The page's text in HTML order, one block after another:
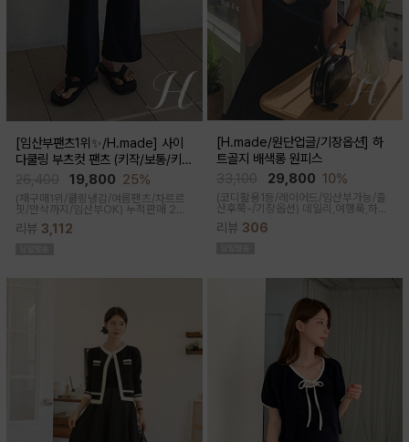
[임산부팬츠1위✨/H.made] 사이
다쿨링 부츠컷 팬츠 (키작/보통/키
19,800 25%
(재구매1위/쿨링냉감/여름팬츠/차르르
핏/만삭까지/임산부OK) 누적판매 2만
성이 뛰어나 쾌적한 착용감으로 여름시
리뷰 3,112
[H.made/원단업글/기장옵션] 하
트골지 배색롱 원피스
29,800 10%
(코디활용1등/레이어드/임산부가능/출
산후쭉-/기장옵션) 데일리,여행룩,하객
룩,출근룩 OK! 하트넥 디자인으로 여성
스러움이 물씬 느껴지고 맥시한 기장감
리뷰 306